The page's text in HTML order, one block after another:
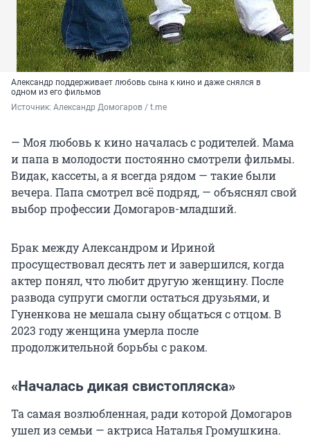
Александр поддерживает любовь сына к кино и даже снялся в
одном из его фильмов
Источник: Александр Домогаров / t.me
— Моя любовь к кино началась с родителей. Мама
и папа в молодости постоянно смотрели фильмы.
Видак, кассеты, а я всегда рядом — такие были
вечера. Папа смотрел всё подряд, — объяснял свой
выбор профессии Домогаров-младший.
Брак между Александром и Ириной
просуществовал десять лет и завершился, когда
актер понял, что любит другую женщину. После
развода супруги смогли остаться друзьями, и
Гуненкова не мешала сыну общаться с отцом. В
2023 году женщина умерла после
продолжительной борьбы с раком.
«Началась дикая свистопляска»
Та самая возлюбленная, ради которой Домогаров
ушел из семьи — актриса Наталья Громушкина.